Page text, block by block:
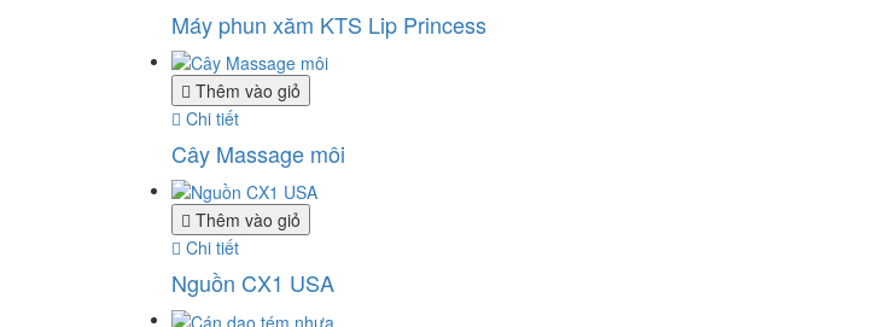
Máy phun xăm KTS Lip Princess
Thêm vào giỏ
Chi tiết
Cây Massage môi
Thêm vào giỏ
Chi tiết
Nguồn CX1 USA